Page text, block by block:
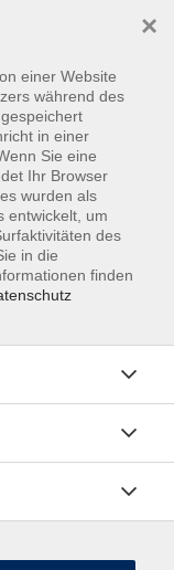
einer Website
während des
in einer
Sie eine
Ihr Browser
wurden als
entwickelt, um
des
in die
finden
×